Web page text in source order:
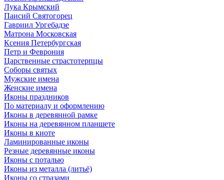
Лука Крымский
Паисий Святогорец
Гавриил Ургебадзе
Матрона Московская
Ксения Петербургская
Петр и Феврония
Царственные страстотерпцы
Соборы святых
Мужские имена
Женские имена
Иконы праздников
По материалу и оформлению
Иконы в деревянной рамке
Иконы на деревянном планшете
Иконы в киоте
Ламинированные иконы
Резные деревянные иконы
Иконы с поталью
Иконы из металла (литьё)
Иконы со стразами